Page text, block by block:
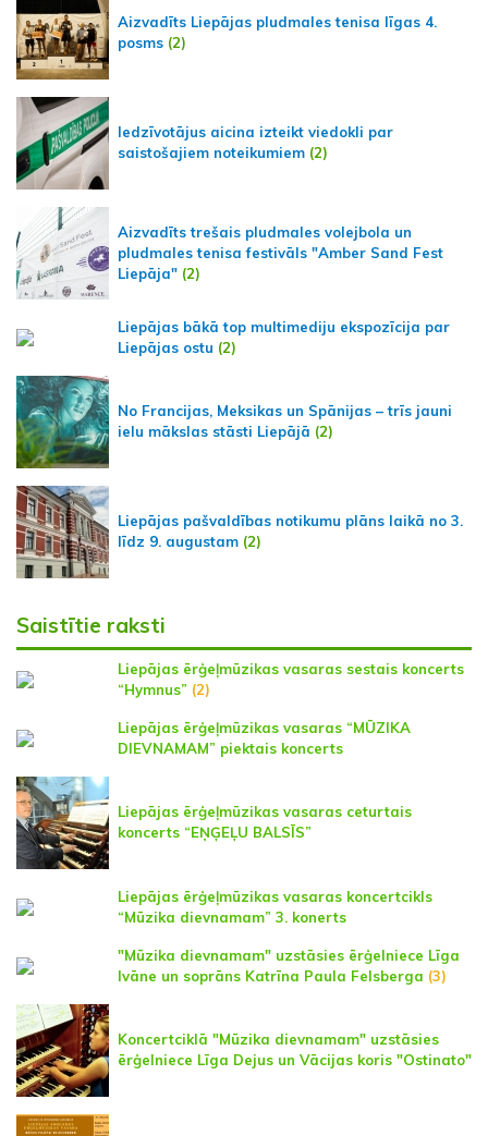
Aizvadīts Liepājas pludmales tenisa līgas 4.
posms (2)
Iedzīvotājus aicina izteikt viedokli par
saistošajiem noteikumiem (2)
Aizvadīts trešais pludmales volejbola un
pludmales tenisa festivāls "Amber Sand Fest
Liepāja" (2)
Liepājas bākā top multimediju ekspozīcija par
Liepājas ostu (2)
No Francijas, Meksikas un Spānijas – trīs jauni
ielu mākslas stāsti Liepājā (2)
Liepājas pašvaldības notikumu plāns laikā no 3.
līdz 9. augustam (2)
Saistītie raksti
Liepājas ērģeļmūzikas vasaras sestais koncerts
“Hymnus” (2)
Liepājas ērģeļmūzikas vasaras “MŪZIKA
DIEVNAMAM” piektais koncerts
Liepājas ērģeļmūzikas vasaras ceturtais
koncerts “EŅĢEĻU BALSĪS”
Liepājas ērģeļmūzikas vasaras koncertcikls
“Mūzika dievnamam” 3. konerts
"Mūzika dievnamam" uzstāsies ērģelniece Līga
Ivāne un soprāns Katrīna Paula Felsberga (3)
Koncertciklā "Mūzika dievnamam" uzstāsies
ērģelniece Līga Dejus un Vācijas koris "Ostinato"